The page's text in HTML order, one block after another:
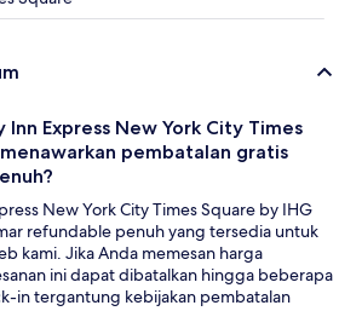
Inn Express New York City Times
pembatalan gratis
New York City Times Square by IHG
refundable penuh yang tersedia untuk
kami. Jika Anda memesan harga
ini dapat dibatalkan hingga beberapa
in tergantung kebijakan pembatalan